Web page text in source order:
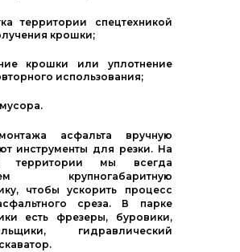
территории спецтехникой
крошки;
крошки или уплотнение
использования;
асфальта вручную
инструменты для резки. На
территории мы всегда
крупногабаритную
чтобы ускорить процесс
среза. В парке
есть фрезеры, буровики,
гидравлический